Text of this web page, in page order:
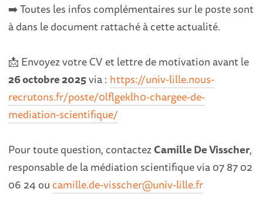
➡️ Toutes les infos complémentaires sur le poste sont
à dans le document rattaché à cette actualité.
📩 Envoyez votre CV et lettre de motivation avant le
26 octobre 2025via : https://univ-lille.nous-
recrutons.fr/poste/0lflgeklh0-chargee-de-
mediation-scientifique/
Pour toute question, contactezCamille De Visscher,
responsable de la médiation scientifique via 07 87 02
06 24 ou camille.de-visscher@univ-lille.fr